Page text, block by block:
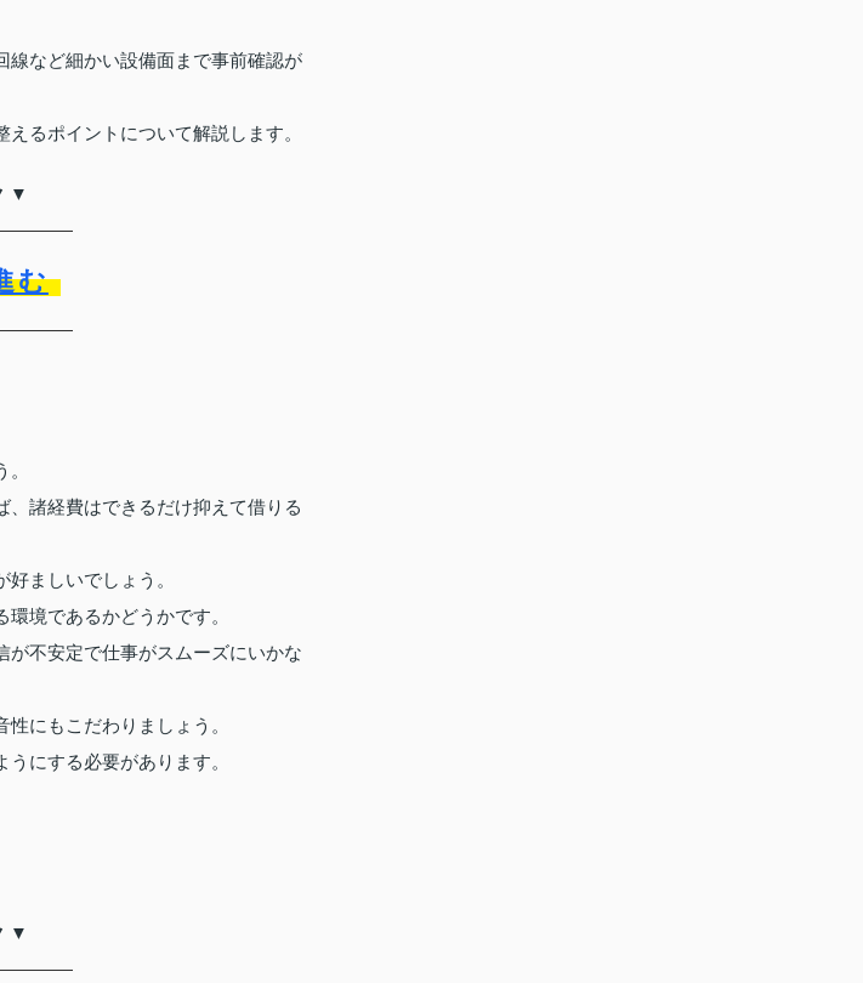
線など細かい設備面まで事前確認が
るポイントについて解説します。
▼
む
諸経費はできるだけ抑えて借りる
ましいでしょう。
境であるかどうかです。
不安定で仕事がスムーズにいかな
にもこだわりましょう。
にする必要があります。
▼